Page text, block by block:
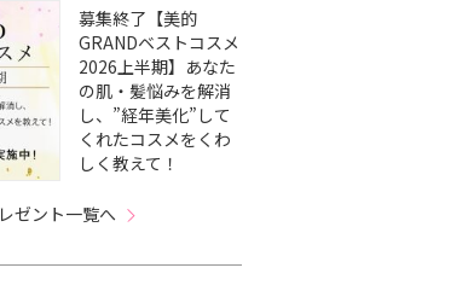
募集終了【美的
GRANDベストコスメ
2026上半期】あなた
の肌・髪悩みを解消
し、”経年美化”して
くれたコスメをくわ
しく教えて！
ゼント一覧へ